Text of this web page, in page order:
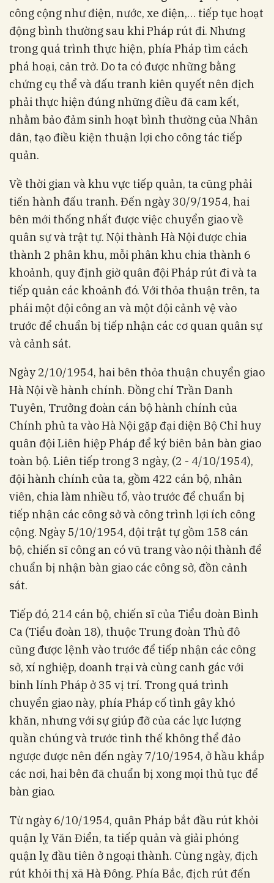
công cộng như điện, nước, xe điện,… tiếp tục hoạt
động bình thường sau khi Pháp rút đi. Nhưng
trong quá trình thực hiện, phía Pháp tìm cách
phá hoại, cản trở. Do ta có được những bằng
chứng cụ thể và đấu tranh kiên quyết nên địch
phải thực hiện đúng những điều đã cam kết,
nhằm bảo đảm sinh hoạt bình thường của Nhân
dân, tạo điều kiện thuận lợi cho công tác tiếp
quản.
Về thời gian và khu vực tiếp quản, ta cũng phải
tiến hành đấu tranh. Đến ngày 30/9/1954, hai
bên mới thống nhất được việc chuyển giao về
quân sự và trật tự. Nội thành Hà Nội được chia
thành 2 phân khu, mỗi phân khu chia thành 6
khoảnh, quy định giờ quân đội Pháp rút đi và ta
tiếp quản các khoảnh đó. Với thỏa thuận trên, ta
phái một đội công an và một đội cảnh vệ vào
trước để chuẩn bị tiếp nhận các cơ quan quân sự
và cảnh sát.
Ngày 2/10/1954, hai bên thỏa thuận chuyển giao
Hà Nội về hành chính. Đồng chí Trần Danh
Tuyên, Trưởng đoàn cán bộ hành chính của
Chính phủ ta vào Hà Nội gặp đại diện Bộ Chỉ huy
quân đội Liên hiệp Pháp để ký biên bản bàn giao
toàn bộ. Liên tiếp trong 3 ngày, (2 - 4/10/1954),
đội hành chính của ta, gồm 422 cán bộ, nhân
viên, chia làm nhiều tổ, vào trước để chuẩn bị
tiếp nhận các công sở và công trình lợi ích công
cộng. Ngày 5/10/1954, đội trật tự gồm 158 cán
bộ, chiến sĩ công an có vũ trang vào nội thành để
chuẩn bị nhận bàn giao các công sở, đồn cảnh
sát.
Tiếp đó, 214 cán bộ, chiến sĩ của Tiểu đoàn Bình
Ca (Tiểu đoàn 18), thuộc Trung đoàn Thủ đô
cũng được lệnh vào trước để tiếp nhận các công
sở, xí nghiệp, doanh trại và cùng canh gác với
binh lính Pháp ở 35 vị trí. Trong quá trình
chuyển giao này, phía Pháp cố tình gây khó
khăn, nhưng với sự giúp đỡ của các lực lượng
quần chúng và trước tình thế không thể đảo
ngược được nên đến ngày 7/10/1954, ở hầu khắp
các nơi, hai bên đã chuẩn bị xong mọi thủ tục để
bàn giao.
Từ ngày 6/10/1954, quân Pháp bắt đầu rút khỏi
quận lỵ Văn Điển, ta tiếp quản và giải phóng
quận lỵ đầu tiên ở ngoại thành. Cùng ngày, địch
rút khỏi thị xã Hà Đông. Phía Bắc, địch rút đến